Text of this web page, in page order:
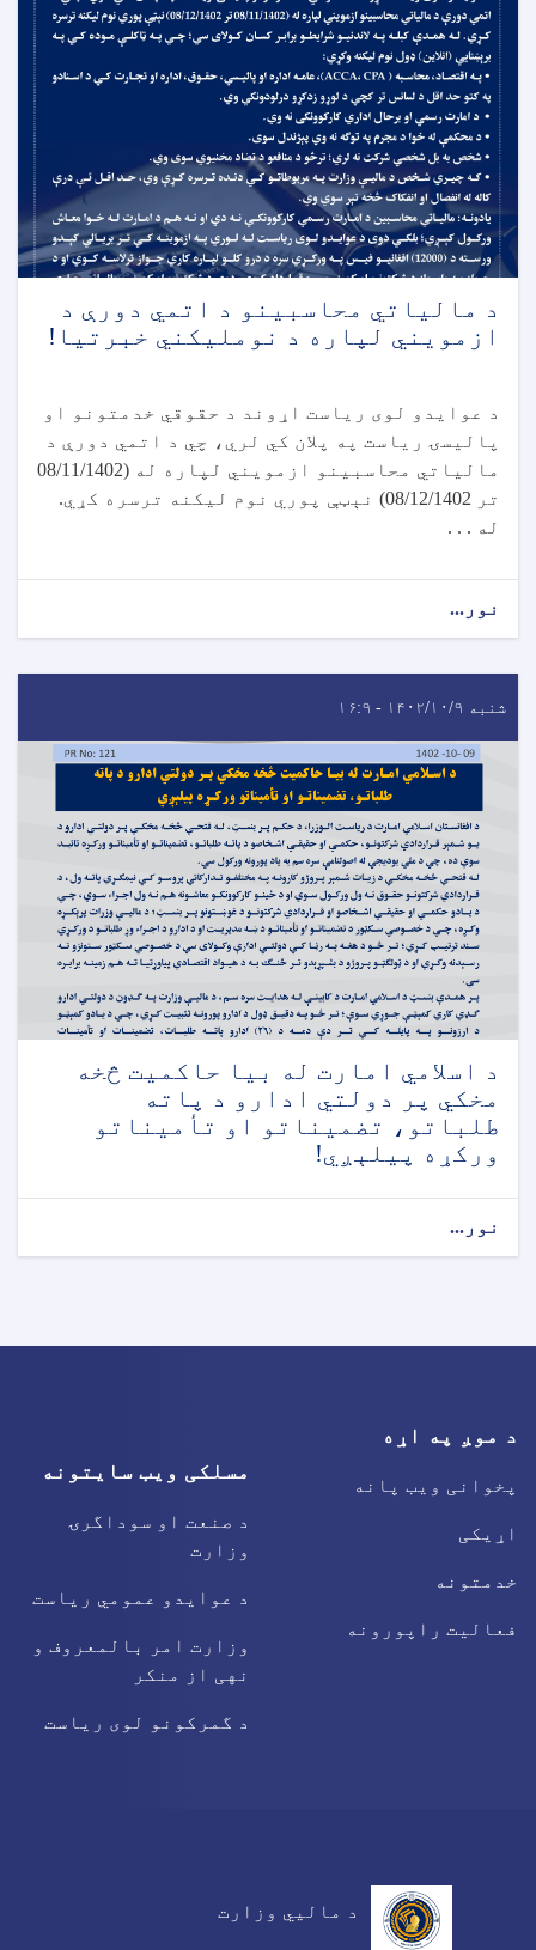
د مالياتي محاسبينو د اتمي دورې د
ازمويني لپاره د نومليکني خبرتیا!
د عوایدو لوی ریاست اړوند د حقوقي خدمتونو او
پالیسۍ ریاست په پلان کي لري، چي د اتمي دورې د
مالیاتي محاسبینو ازمویني لپاره له (08/11/1402
تر 08/12/1402) نېټې پوري نوم لیکنه ترسره کړي.
له . . .
نور...
شنبه ۱۴۰۲/۱۰/۹ - ۱۶:۹
د اسلامي امارت له بیا حاکمیت څخه
مخکي پر دولتي ادارو د پاته
طلباتو، تضمیناتو او تأمیناتو
ورکړه پیلېږي!
نور...
د موږ په اړه
پخوانی ویب پانه
اړیکی
خدمتونه
فعالیت راپورونه
مسلکی ویب سایتونه
د صنعت او سوداگرۍ
وزارت
د عوایدو عمومي ریاست
وزارت امر بالمعروف و
نهی از منکر
د گمرکونو لوی ریاست
د مالیي وزارت